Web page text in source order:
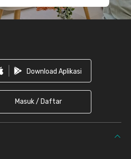
Download Aplikasi
Masuk / Daftar